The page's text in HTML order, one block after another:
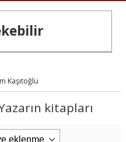
Kaşıtoğlu
kitapları